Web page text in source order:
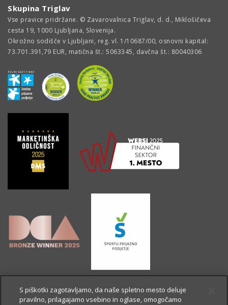
Skupina Triglav
Vse pravice pridržane. © Zavarovalnica Triglav, d. d., Miklošičeva
cesta 19, 1000 Ljubljana, Slovenija.
Okrožno sodišče v Ljubljani, reg. vl. 1/10687/00, osnovni kapital:
73.701.391,79 EUR, matična št.: 5063345, davčna št.: 80040306
S piškotki zagotavljamo, da naše spletno mesto deluje
pravilno, prilagajamo vsebino in oglase, omogočamo